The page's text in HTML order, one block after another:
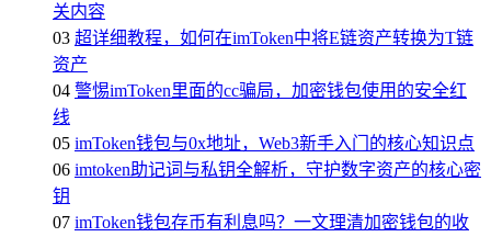
关内容
03 超详细教程，如何在imToken中将E链资产转换为T链
资产
04 警惕imToken里面的cc骗局，加密钱包使用的安全红
线
05 imToken钱包与0x地址，Web3新手入门的核心知识点
06 imtoken助记词与私钥全解析，守护数字资产的核心密
钥
07 imToken钱包存币有利息吗？一文理清加密钱包的收